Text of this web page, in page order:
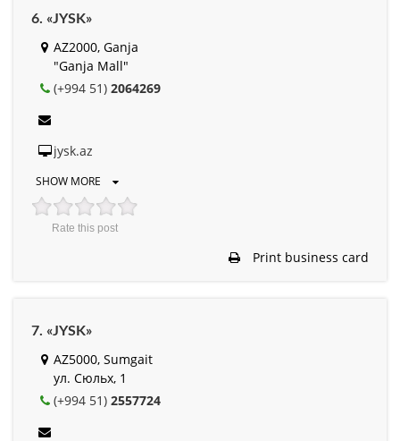
6. «JYSK»
AZ2000, Ganja
"Ganja Mall"
(+994 51) 2064269
jysk.az
SHOW MORE
Rate this post
Print business card
7. «JYSK»
AZ5000, Sumgait
ул. Сюльх, 1
(+994 51) 2557724